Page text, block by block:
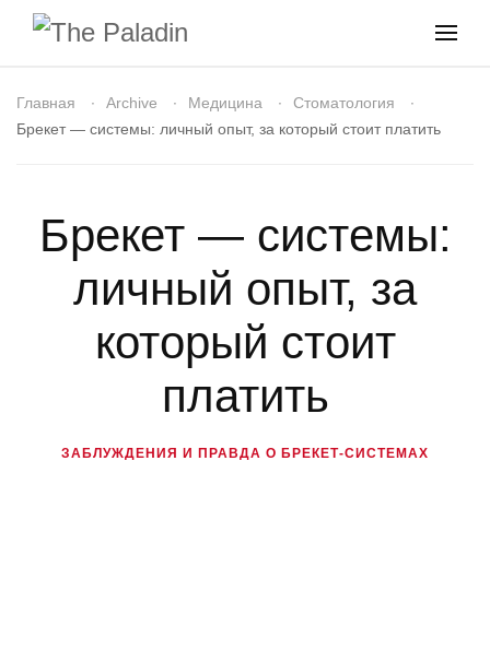
Главная Archive Медицина
Стоматология
Брекет — системы: личный опыт, за который стоит платить
Брекет — системы:
личный опыт, за
который стоит
платить
ЗАБЛУЖДЕНИЯ И ПРАВДА О БРЕКЕТ-СИСТЕМАХ